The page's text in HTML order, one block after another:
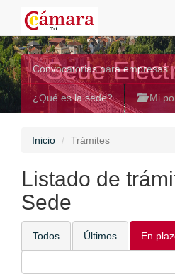
Sede
Convocatorias para empresas
¿Qué es la sede? Mi
Inicio Trámites
Listado de
Sede
Todos Últimos En